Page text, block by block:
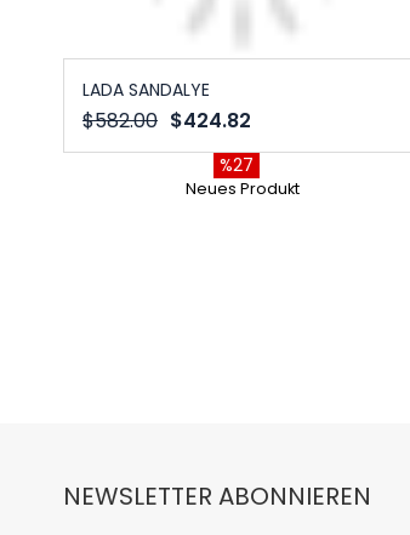
LADA SANDALYE
$424.82
$582.00
%27
Neues Produkt
NEWSLETTER ABONNIEREN